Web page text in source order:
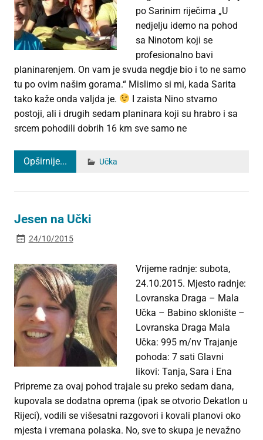
po Sarinim riječima „U
nedjelju idemo na pohod
sa Ninotom koji se
profesionalno bavi
planinarenjem. On vam je svuda negdje bio i to ne samo
tu po ovim našim gorama.“ Mislimo si mi, kada Sarita
tako kaže onda valjda je.
I zaista Nino stvarno
postoji, ali i drugih sedam planinara koji su hrabro i sa
srcem pohodili dobrih 16 km sve samo ne
Opširnije... Učka
Jesen na Učki
24/10/2015
Vrijeme radnje: subota,
24.10.2015. Mjesto radnje:
Lovranska Draga – Mala
Učka – Babino sklonište –
Lovranska Draga Mala
Učka: 995 m/nv Trajanje
pohoda: 7 sati Glavni
likovi: Tanja, Sara i Ena
Pripreme za ovaj pohod trajale su preko sedam dana,
kupovala se dodatna oprema (ipak se otvorio Dekatlon u
Rijeci), vodili se višesatni razgovori i kovali planovi oko
mjesta i vremana polaska. No, sve to skupa je nevažno